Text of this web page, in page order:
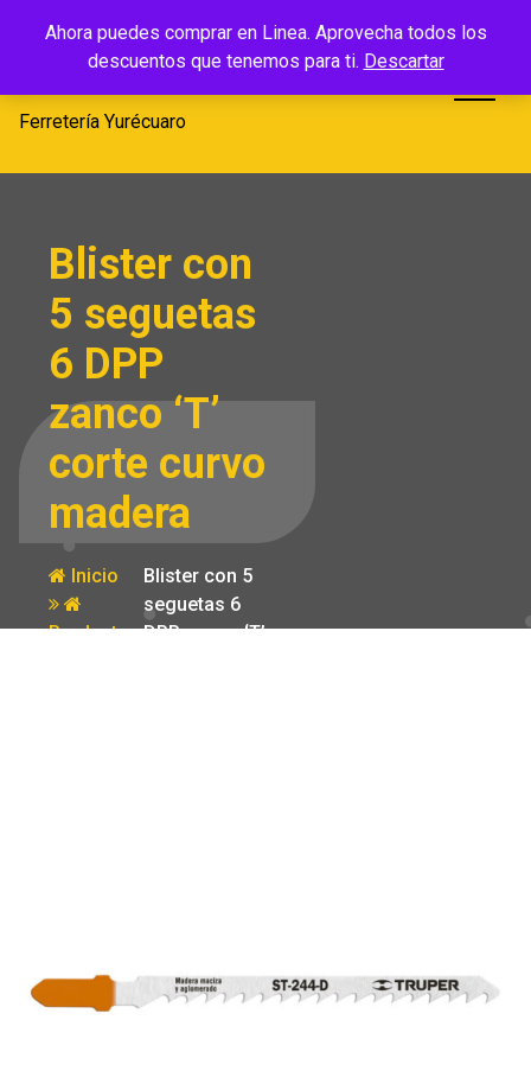
Ahora puedes comprar en Linea. Aprovecha todos los
descuentos que tenemos para ti. Descartar
Ferretería
Yurécuaro
Ferretería Yurécuaro
Blister con
5 seguetas
6 DPP
zanco ‘T’
corte curvo
madera
Inicio
Producto
Blister con 5
seguetas 6
DPP zanco ‘T’